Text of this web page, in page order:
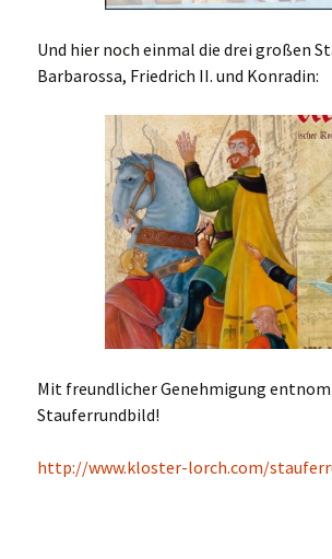
Und hier noch einmal die drei großen
Barbarossa, Friedrich II. und Konradin:
Mit freundlicher Genehmigung
Stauferrundbild!
http://www.kloster-lorch.com/